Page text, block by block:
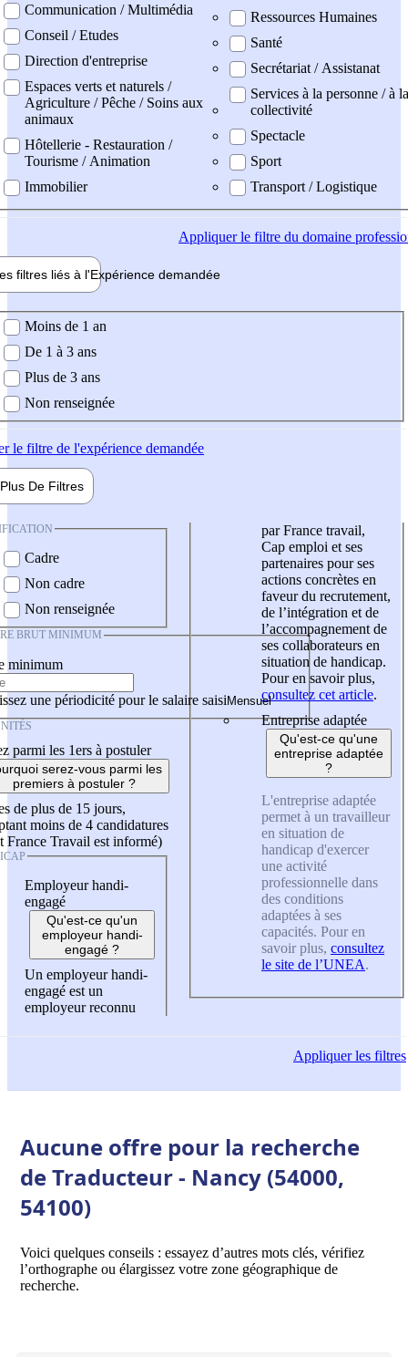
Communication / Multimédia
Conseil / Etudes
Direction d'entreprise
Espaces verts et naturels /
Agriculture / Pêche / Soins aux
animaux
Hôtellerie - Restauration /
Tourisme / Animation
Immobilier
Ressources Humaines
Santé
Secrétariat / Assistanat
Services à la personne / à la
collectivité
Spectacle
Sport
Transport / Logistique
Appliquerle filtre du domaine
filtres liés à l'Expérience demandée
demandée
Moins de 1 an
De 1 à 3 ans
Plus de 3 ans
Non renseignée
le filtre de l'expérience demandée
Plus De Filtres
Cadre
Non cadre
Non renseignée
BRUT MINIMUM
minimum
une périodicité pour le salaire saisi
parmi les 1ers à postuler
serez-vous parmi les
premiers à postuler ?
de plus de 15 jours,
moins de 4 candidatures
France Travail est informé)
Employeur handi-
engagé
Qu'est-ce qu'un
employeur handi-
engagé ?
Un employeur handi-
engagé est un
employeur reconnu
par France travail,
Cap emploi et ses
partenaires pour ses
actions concrètes en
faveur du recrutement,
de l’intégration et de
l’accompagnement de
ses collaborateurs en
situation de handicap.
Pour en savoir plus,
consultez cet article.
Entreprise adaptée
Qu'est-ce qu'une
entreprise adaptée
?
L'entreprise adaptée
permet à un travailleur
en situation de
handicap d'exercer
une activité
professionnelle dans
des conditions
adaptées à ses
capacités. Pour en
savoir plus, consultez
le site de l’UNEA.
Appliquerles filtres
Aucune offre pour la recherche
de Traducteur - Nancy (54000,
54100)
Voici quelques conseils : essayez d’autres mots clés, vérifiez
l’orthographe ou élargissez votre zone géographique de
recherche.